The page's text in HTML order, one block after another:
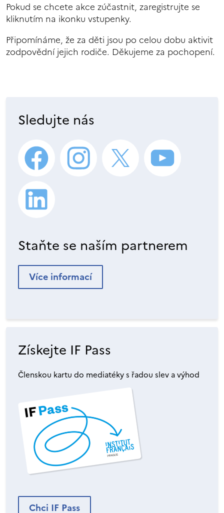
Pokud se chcete akce zúčastnit, zaregistrujte se
kliknutím na ikonku vstupenky.
Připomínáme, že za děti jsou po celou dobu aktivit
zodpovědní jejich rodiče. Děkujeme za pochopení.
Sledujte nás
Staňte se naším partnerem
Více informací
Získejte IF Pass
Členskou kartu do mediatéky s řadou slev a výhod
Chci IF Pass